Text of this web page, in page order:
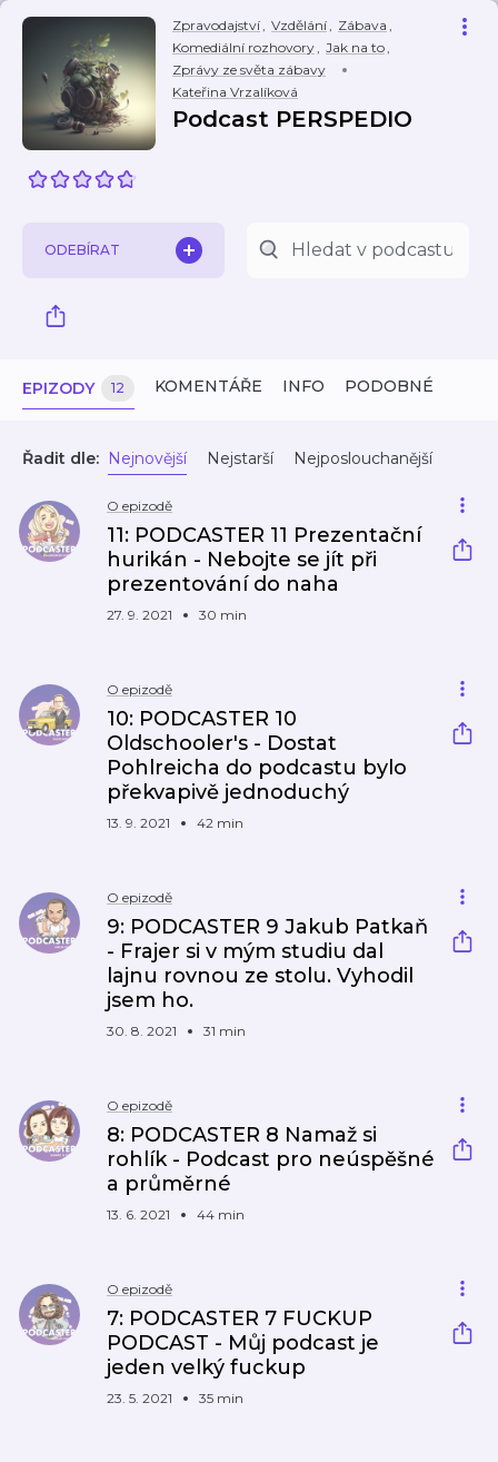
Zpravodajství, Vzdělání, Zábava ,
Komediální rozhovory, Jak na to,
Zprávy ze světa zábavy
Kateřina Vrzalíková
Podcast PERSPEDIO
ODEBÍRAT
EPIZODY 12 KOMENTÁŘE INFO PODOBNÉ
Řadit dle: Nejnovější Nejstarší Nejposlouchanější
O epizodě
11: PODCASTER 11 Prezentační
hurikán - Nebojte se jít při
prezentování do naha
27. 9. 2021 30 min
O epizodě
10: PODCASTER 10
Oldschooler's - Dostat
Pohlreicha do podcastu bylo
překvapivě jednoduchý
13. 9. 2021 42 min
O epizodě
9: PODCASTER 9 Jakub Patkaň
- Frajer si v mým studiu dal
lajnu rovnou ze stolu. Vyhodil
jsem ho.
30. 8. 2021 31 min
O epizodě
8: PODCASTER 8 Namaž si
rohlík - Podcast pro neúspěšné
a průměrné
13. 6. 2021 44 min
O epizodě
7: PODCASTER 7 FUCKUP
PODCAST - Můj podcast je
jeden velký fuckup
23. 5. 2021 35 min